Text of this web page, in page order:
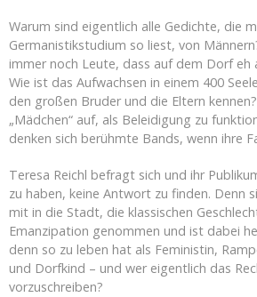
Warum sind eigentlich alle Gedichte, die
Germanistikstudium so liest, von
immer noch Leute, dass auf dem Dorf eh
Wie ist das Aufwachsen in einem 400
den großen Bruder und die Eltern
„Mädchen“ auf, als Beleidigung zu
denken sich berühmte Bands, wenn ihre
Teresa Reichl befragt sich und ihr
zu haben, keine Antwort zu finden. Denn
mit in die Stadt, die klassischen
Emanzipation genommen und ist dabei
denn so zu leben hat als Feministin,
und Dorfkind – und wer eigentlich das
vorzuschreiben?